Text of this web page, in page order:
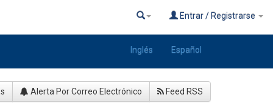
Entrar / Registrarse
Inglés Español
Alerta Por Correo Electrónico Feed RSS